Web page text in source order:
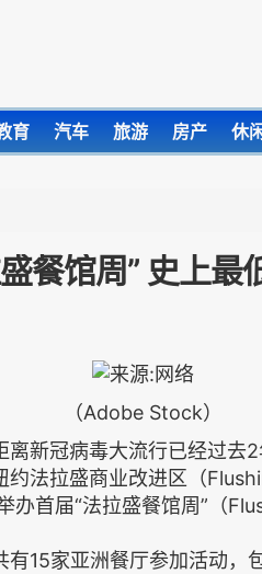
育 汽车 旅游 房产 休
餐馆周” 史上最
（Adobe Stock）
新冠病毒大流行已经过去2
约法拉盛商业改进区 （
办首届“法拉盛餐馆周”（
有15家亚洲餐厅参加活动，